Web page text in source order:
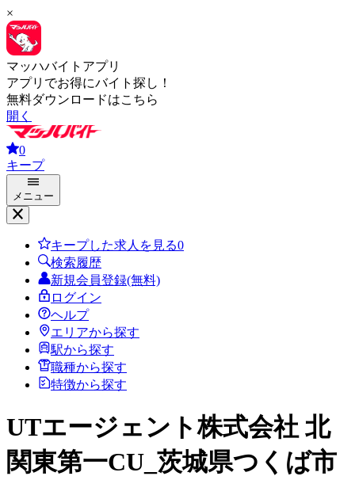
×
マッハバイトアプリ
アプリでお得にバイト探し！
無料ダウンロードはこちら
開く
0
キープ
メニュー
キープした求人を見る0
検索履歴
新規会員登録(無料)
ログイン
ヘルプ
エリアから探す
駅から探す
職種から探す
特徴から探す
UTエージェント株式会社 北
関東第一CU_茨城県つくば市